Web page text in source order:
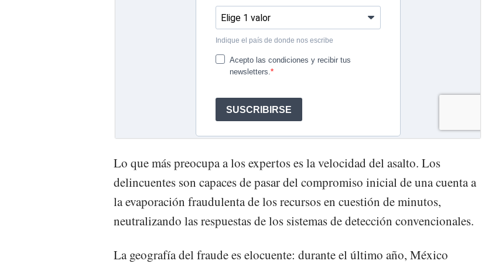
Lo que más preocupa a los expertos es la velocidad del asalto. Los
delincuentes son capaces de pasar del compromiso inicial de una cuenta a
la evaporación fraudulenta de los recursos en cuestión de minutos,
neutralizando las respuestas de los sistemas de detección convencionales.
La geografía del fraude es elocuente: durante el último año, México